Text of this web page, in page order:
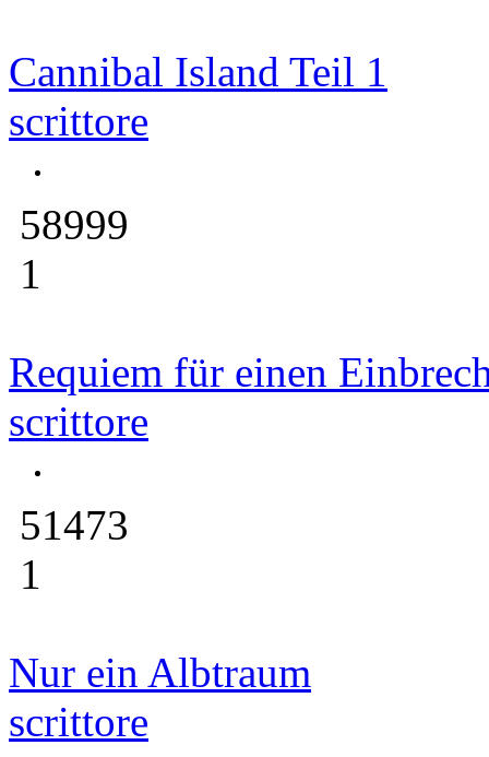
Cannibal Island Teil 1
scrittore
58999
1
Requiem für einen
scrittore
51473
1
Nur ein Albtraum
scrittore